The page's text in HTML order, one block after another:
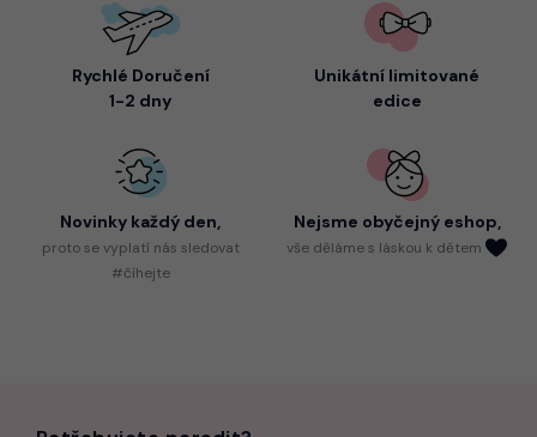
Rychlé Doručení
1-2 dny
Unikátní limitované
edice
Novinky každý den,
protose vyplatí nás sledovat
#číhejte
Nejsme obyčejný eshop,
vše děláme s láskou k dětem